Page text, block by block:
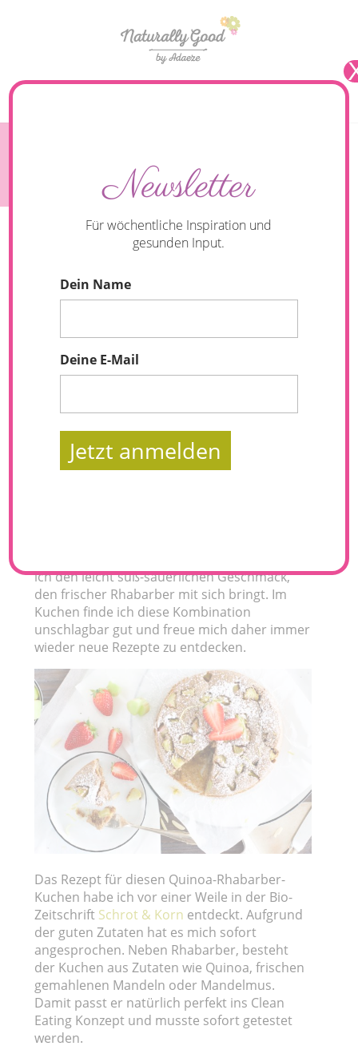
ich den leicht süß-säuerlichen Geschmack,
den frischer Rhabarber mit sich bringt. Im
Kuchen finde ich diese Kombination
unschlagbar gut und freue mich daher immer
wieder neue Rezepte zu entdecken.
Das Rezept für diesen Quinoa-Rhabarber-
Kuchen habe ich vor einer Weile in der Bio-
Zeitschrift Schrot & Korn entdeckt. Aufgrund
der guten Zutaten hat es mich sofort
angesprochen. Neben Rhabarber, besteht
der Kuchen aus Zutaten wie Quinoa, frischen
gemahlenen Mandeln oder Mandelmus.
Damit passt er natürlich perfekt ins Clean
Eating Konzept und musste sofort getestet
werden.
Newsletter
Für wöchentliche Inspiration und
gesunden Input.
Dein Name
Deine E-Mail
Jetzt anmelden